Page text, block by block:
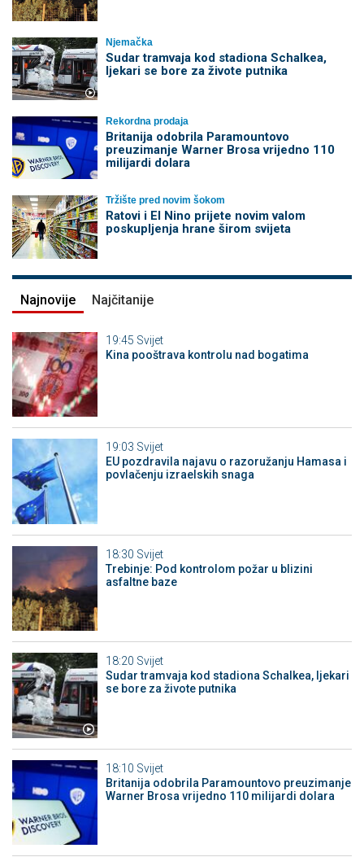
Njemačka
Sudar tramvaja kod stadiona Schalkea,
ljekari se bore za živote putnika
Rekordna prodaja
Britanija odobrila Paramountovo
preuzimanje Warner Brosa vrijedno 110
milijardi dolara
Tržište pred novim šokom
Ratovi i El Nino prijete novim valom
poskupljenja hrane širom svijeta
Najnovije Najčitanije
19:45 Svijet
Kina pooštrava kontrolu nad bogatima
19:03 Svijet
EU pozdravila najavu o razoružanju Hamasa i
povlačenju izraelskih snaga
18:30 Svijet
Trebinje: Pod kontrolom požar u blizini
asfaltne baze
18:20 Svijet
Sudar tramvaja kod stadiona Schalkea, ljekari
se bore za živote putnika
18:10 Svijet
Britanija odobrila Paramountovo preuzimanje
Warner Brosa vrijedno 110 milijardi dolara